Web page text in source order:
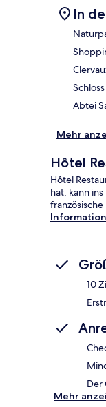
In
Abtei
Mehr
Hôtel
Hôtel
hat, kann
10
Der
Mehr